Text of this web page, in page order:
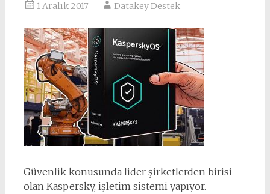
1 Aralık 2017 Datakey Destek
Güvenlik konusunda lider şirketlerden birisi
olan Kaspersky, işletim sistemi yapıyor.